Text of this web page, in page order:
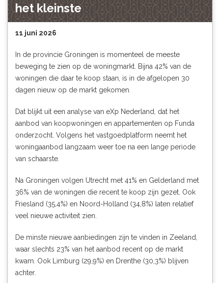
het kleinste
11 juni 2026
In de provincie Groningen is momenteel de meeste
beweging te zien op de woningmarkt. Bijna 42% van de
woningen die daar te koop staan, is in de afgelopen 30
dagen nieuw op de markt gekomen.
Dat blijkt uit een analyse van eXp Nederland, dat het
aanbod van koopwoningen en appartementen op Funda
onderzocht. Volgens het vastgoedplatform neemt het
woningaanbod langzaam weer toe na een lange periode
van schaarste.
Na Groningen volgen Utrecht met 41% en Gelderland met
36% van de woningen die recent te koop zijn gezet. Ook
Friesland (35,4%) en Noord-Holland (34,8%) laten relatief
veel nieuwe activiteit zien.
De minste nieuwe aanbiedingen zijn te vinden in Zeeland,
waar slechts 23% van het aanbod recent op de markt
kwam. Ook Limburg (29,9%) en Drenthe (30,3%) blijven
achter.